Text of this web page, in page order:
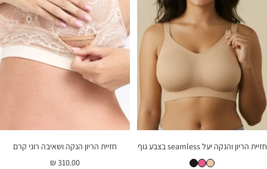
חזיית הריון והנקה יעל seamless בצבע גוף
חזיית הריון והנקה יעל seamless בצבע גוףחזיית הריון והנקה יעל seamless בצבע ורודחזיית הריון והנקה יעל seamless בצבע שחור
חזיית הריון הנקה ושאיבה רוני קרם
מחיר
310.00 ₪